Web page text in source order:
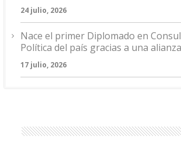
24 julio, 2026
Nace el primer Diplomado en
Política del país gracias a una
17 julio, 2026